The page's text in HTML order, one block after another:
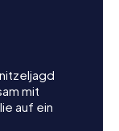
mit
auf ein